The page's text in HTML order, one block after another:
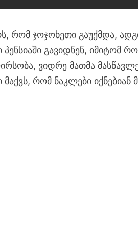
რომ ჯოჯოხეთი გაუქმდა,
პენსიაში გავიდნენ, იმიტომ
ვიდრე მათმა
რომ ნაკლები იქნებიან